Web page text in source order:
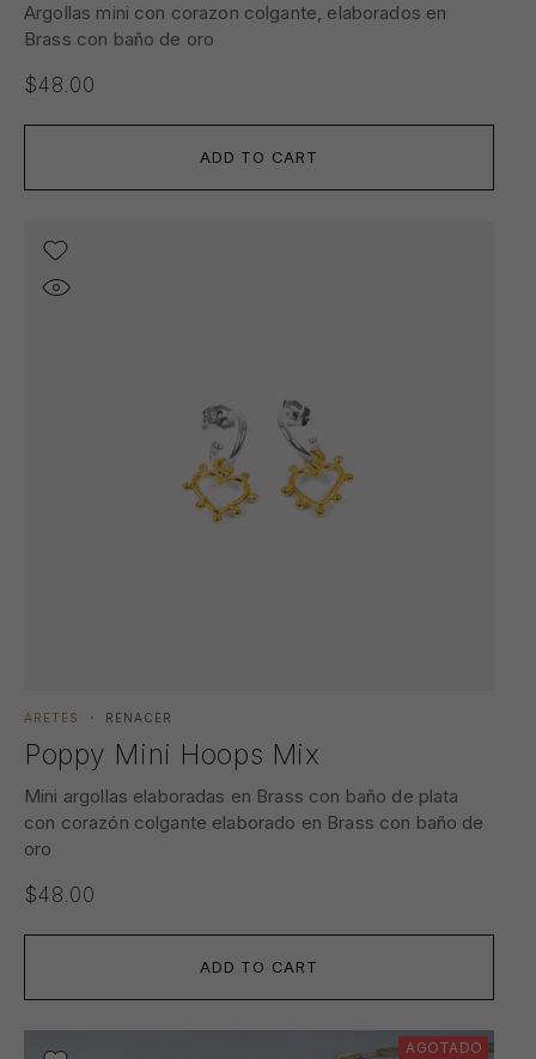
ADD TO CART
Argollas mini con corazon colgante, elaborados en
Brass con baño de oro
$48.00
ADD TO CART
ARETES RENACER
Poppy Mini Hoops Mix
Mini argollas elaboradas en Brass con baño de plata
con corazón colgante elaborado en Brass con baño de
oro
$48.00
AGOTADO